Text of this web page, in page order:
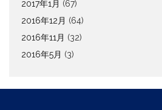
2017年1月 (67)
2016年12月 (64)
2016年11月 (32)
2016年5月 (3)